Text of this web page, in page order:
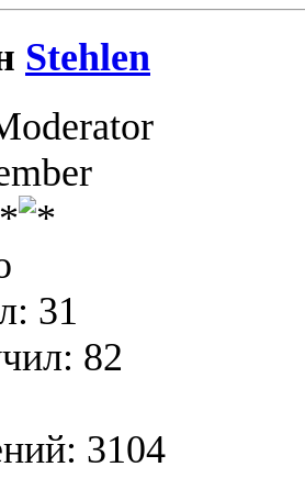
Stehlen
31
82
3104